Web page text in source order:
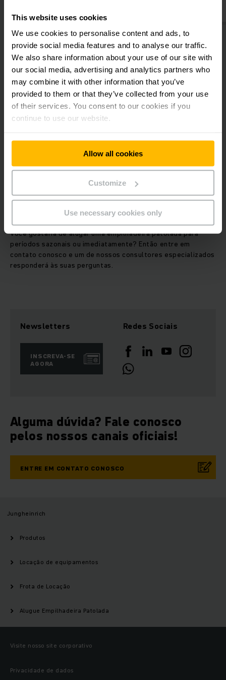
This website uses cookies
We use cookies to personalise content and ads, to
provide social media features and to analyse our traffic.
We also share information about your use of our site with
our social media, advertising and analytics partners who
may combine it with other information that you’ve
provided to them or that they’ve collected from your use
of their services. You consent to our cookies if you
continue to use our website.
Allow all cookies
Customize
Use necessary cookies only
operação. Essas empilhadeiras têm um design mais estreito
graças à bateria integrada e também são extremamente
eficientes em termos de energia, tornando-os a escolha
ideal para operações em vários turnos. Isso significa que
quando você aluga uma empilhadeira elétrica
patolada Jungheinrich, ele se paga de várias maneiras.
Nossas empilhadeiras elétricas
patoladas de locação oferecem:
A locação de equipamentos da Jungheinrich tem um grande
número de empilhadeiras patoladas disponíveis para você.
variedade de vantagens:
Locação de empilhadeiras para qualquer operação.
Um amplo porftólio na frota de aluguel.
Solicitação de propostas especiais para locação.
Contato direto com a equipe interna de locação.
Você gostaria de alugar uma empilhadeira patolada para
períodos sazonais ou imediatamente? Então entre em
contato conosco e um de nossos consultores especializados
responderá às suas perguntas.
Newsletters
INSCREVA-SE
AGORA
Redes Sociais
Alguma dúvida? Fale conosco
pelos nossos canais oficiais!
ENTRE EM CONTATO CONOSCO
Jungheinrich
Produtos
Locação de equipamentos
Frota de Locação
Alugue Empilhadeira Patolada
Visite nosso site corporativo
Privacidade de dados